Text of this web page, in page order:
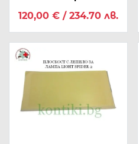
120,00 € / 234.70 лв.